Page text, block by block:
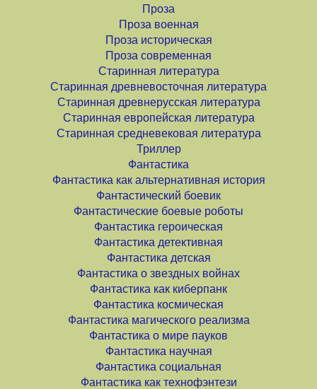
Проза
Проза военная
Проза историческая
Проза современная
Старинная литература
Старинная древневосточная литература
Старинная древнерусская литература
Старинная европейская литература
Старинная средневековая литература
Триллер
Фантастика
Фантастика как альтернативная история
Фантастический боевик
Фантастические боевые роботы
Фантастика героическая
Фантастика детективная
Фантастика детская
Фантастика о звездных войнах
Фантастика как киберпанк
Фантастика космическая
Фантастика магического реализма
Фантастика о мире пауков
Фантастика научная
Фантастика социальная
Фантастика как технофэнтези